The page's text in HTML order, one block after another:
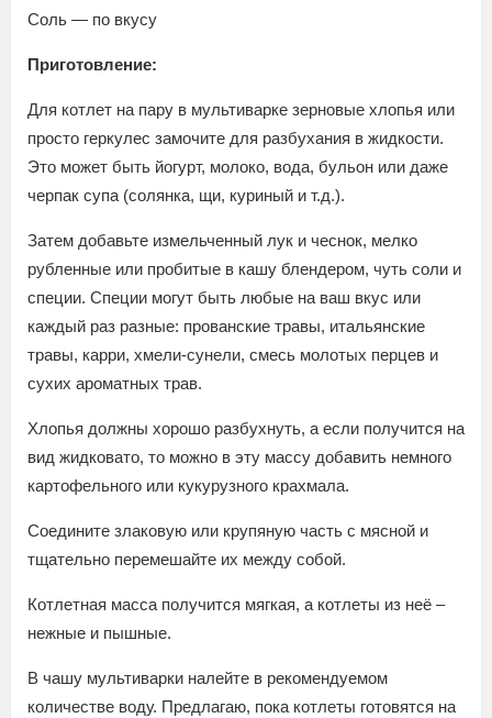
Соль — по вкусу
Приготовление:
Для котлет на пару в мультиварке зерновые хлопья или
просто геркулес замочите для разбухания в жидкости.
Это может быть йогурт, молоко, вода, бульон или даже
черпак супа (солянка, щи, куриный и т.д.).
Затем добавьте измельченный лук и чеснок, мелко
рубленные или пробитые в кашу блендером, чуть соли и
специи. Специи могут быть любые на ваш вкус или
каждый раз разные: прованские травы, итальянские
травы, карри, хмели-сунели, смесь молотых перцев и
сухих ароматных трав.
Хлопья должны хорошо разбухнуть, а если получится на
вид жидковато, то можно в эту массу добавить немного
картофельного или кукурузного крахмала.
Соедините злаковую или крупяную часть с мясной и
тщательно перемешайте их между собой.
Котлетная масса получится мягкая, а котлеты из неё –
нежные и пышные.
В чашу мультиварки налейте в рекомендуемом
количестве воду. Предлагаю, пока котлеты готовятся на